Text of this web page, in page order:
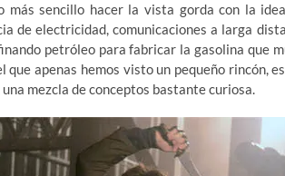
más sencillo hacer la vista gorda con la
de electricidad, comunicaciones a larga
petróleo para fabricar la gasolina que
que apenas hemos visto un pequeño rincón,
mezcla de conceptos bastante curiosa.